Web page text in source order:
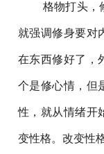
格物打头，
就强调修身要对
在东西修好了，
个是修心情，但
性，就从情绪开
变性格。改变性